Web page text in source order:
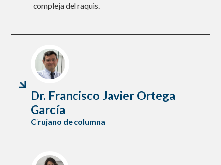
compleja del raquis.
Dr. Francisco Javier Ortega
García
Cirujano de columna